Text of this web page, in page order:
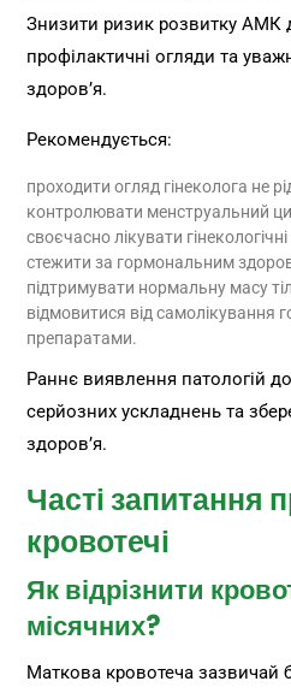
Знизити ризик розвитку АМК
профілактичні огляди та
здоров’я.
Рекомендується:
проходити огляд гінеколога не
контролювати менструальний
своєчасно лікувати
стежити за гормональним
підтримувати нормальну масу
відмовитися від самолікування
препаратами.
Раннє виявлення патологій
серйозних ускладнень та
здоров’я.
Часті запитання
кровотечі
Як відрізнити
місячних?
Маткова кровотеча зазвичай